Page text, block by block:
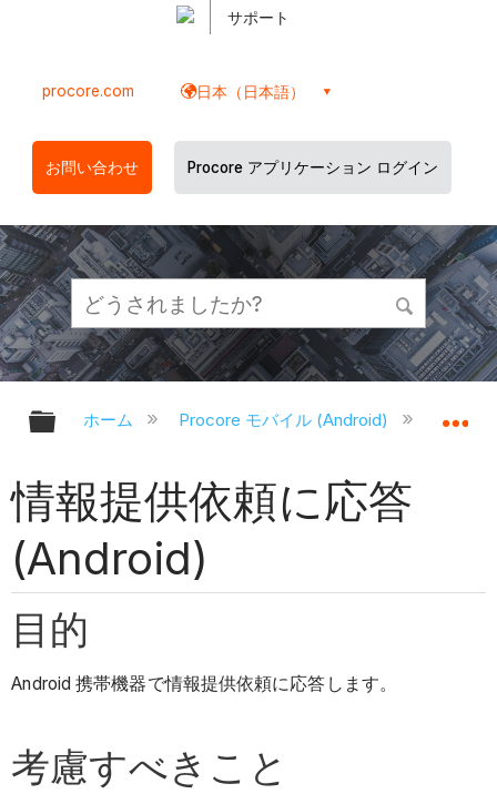
サポート
procore.com 日本（日本語）
お問い合わせ Procore アプリケーション ログイン
グローバル階層を展開/折りたたむ
ホーム Procore モバイル (Android)
情報提供依頼に応答
(Android)
目的
Android 携帯機器で情報提供依頼に応答します。
考慮すべきこと